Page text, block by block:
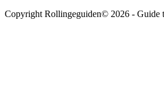
Copyright Rollingeguiden© 2026 - Guide